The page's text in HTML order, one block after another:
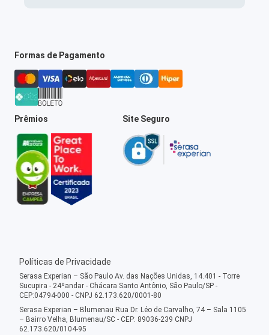
Formas de Pagamento
Prêmios Site Seguro
Políticas de Privacidade
Serasa Experian – São Paulo Av. das Nações Unidas, 14.401 - Torre
Sucupira - 24ºandar - Chácara Santo Antônio, São Paulo/SP -
CEP:04794-000 - CNPJ 62.173.620/0001-80
Serasa Experian – Blumenau Rua Dr. Léo de Carvalho, 74 – Sala 1105
– Bairro Velha, Blumenau/SC - CEP: 89036-239 CNPJ
62.173.620/0104-95